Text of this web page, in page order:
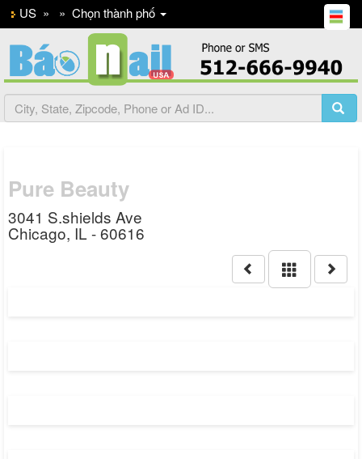
US » » Chọn thành phố
Pure Beauty
3041 S.shields Ave
Chicago, IL - 60616